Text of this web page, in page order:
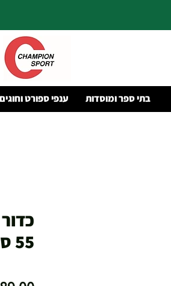
בתי ספר ומוסדות ענפי ספורט וחוגים
55 ס"מ תוצרת איטליה